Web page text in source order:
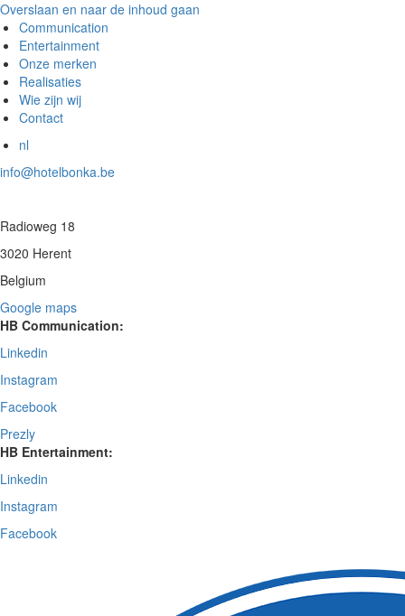
Overslaan en naar de inhoud gaan
Communication
Entertainment
Onze merken
Realisaties
Wie zijn wij
Contact
nl
info@hotelbonka.be
Radioweg 18
3020 Herent
Belgium
Google maps
HB Communication:
Linkedin
Instagram
Facebook
Prezly
HB Entertainment:
Linkedin
Instagram
Facebook